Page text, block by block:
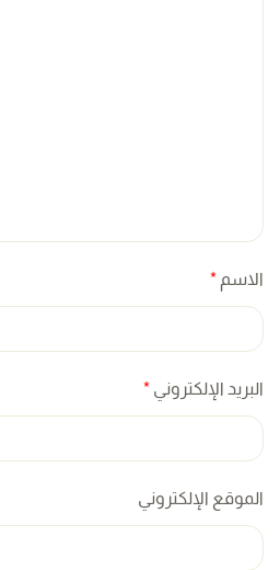
الاسم *
البريد الإلكتروني *
الموقع الإلكتروني